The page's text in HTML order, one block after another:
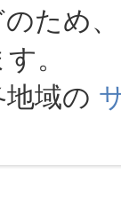
ため
。
域の